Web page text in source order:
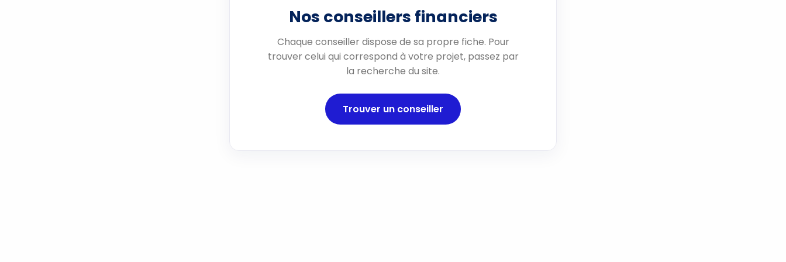
Nos conseillers financiers
Chaque conseiller dispose de sa propre fiche. Pour
trouver celui qui correspond à votre projet, passez par
la recherche du site.
Trouver un conseiller